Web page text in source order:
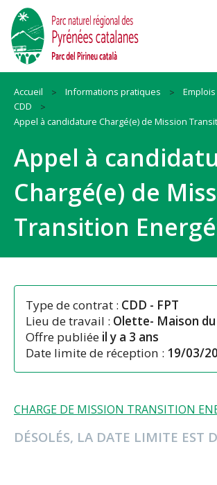
Accueil Informations pratiques
CDD
Appel à candidature Chargé(e) de Mission
Appel à
Chargé(e) de
Transition
Type de contrat : CDD - FPT
Lieu de travail : Olette- Maison du
Offre publiée il y a 3 ans
Date limite de réception : 19/03/
CHARGE DE MISSION TRANSITION
DÉSOLÉS, LA DATE LIMITE EST